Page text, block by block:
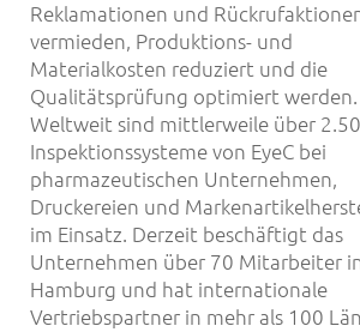
Reklamationen und
vermieden, Produktions- und
Materialkosten reduziert und die
Qualitätsprüfung optimiert werden.
Weltweit sind mittlerweile über
Inspektionssysteme von EyeC bei
pharmazeutischen Unternehmen,
Druckereien und
im Einsatz. Derzeit beschäftigt das
Unternehmen über 70 Mitarbeiter
Hamburg und hat internationale
Vertriebspartner in mehr als 100